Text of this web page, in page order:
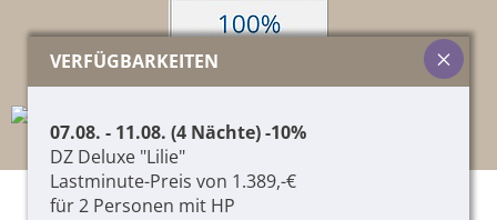
VERFÜGBARKEITEN
07.08. - 11.08. (4 Nächte) -10%
DZ Deluxe "Lilie"
Lastminute-Preis von 1.389,-€
für 2 Personen mit HP
© 2026 Pircher Helene & Co. KG,